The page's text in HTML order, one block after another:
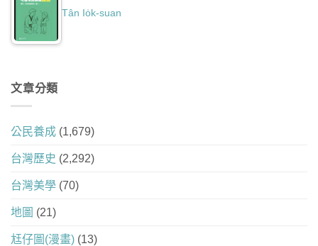
Tân Io̍k-suan
文章分類
公民養成 (1,679)
台灣歷史 (2,292)
台灣美學 (70)
地圖 (21)
尪仔圖(漫畫) (13)